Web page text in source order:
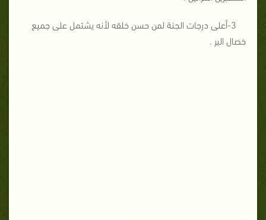
3-أعلى درجات الجنة لمن حسن خلقه لأنه يشتمل على جميع
خصال البر .